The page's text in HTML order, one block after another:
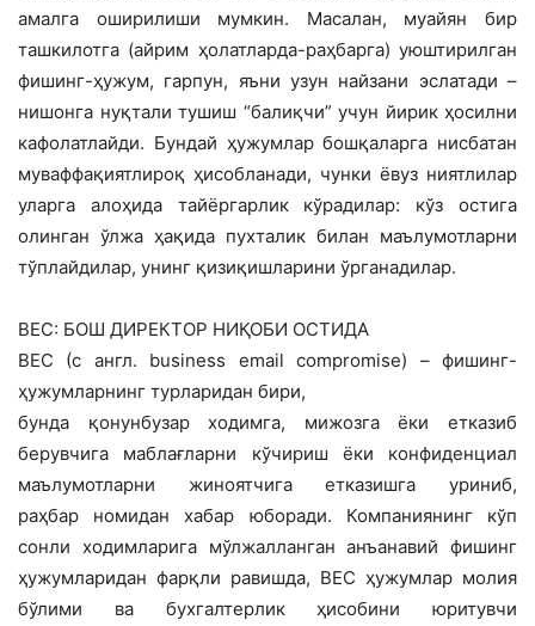
амалга оширилиши мумкин. Масалан, муайян бир
ташкилотга (айрим ҳолатларда-раҳбарга) уюштирилган
фишинг-ҳужум, гарпун, яъни узун найзани эслатади –
нишонга нуқтали тушиш “балиқчи” учун йирик ҳосилни
кафолатлайди. Бундай ҳужумлар бошқаларга нисбатан
муваффақиятлироқ ҳисобланади, чунки ёвуз ниятлилар
уларга алоҳида тайёргарлик кўрадилар: кўз остига
олинган ўлжа ҳақида пухталик билан маълумотларни
тўплайдилар, унинг қизиқишларини ўрганадилар.
BEC: БОШ ДИРЕКТОР НИҚОБИ ОСТИДА
BEC (с англ. business email compromise) – фишинг-
ҳужумларнинг турларидан бири,
бунда қонунбузар ходимга, мижозга ёки етказиб
берувчига маблағларни кўчириш ёки конфиденциал
маълумотларни жиноятчига етказишга уриниб,
раҳбар номидан хабар юборади. Компаниянинг кўп
сонли ходимларига мўлжалланган анъанавий фишинг
ҳужумларидан фарқли равишда, ВЕС ҳужумлар молия
бўлими ва бухгалтерлик ҳисобини юритувчи